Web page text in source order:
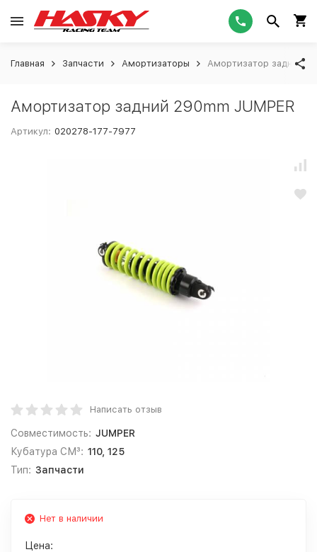
Главная Запчасти Амортизаторы Амортизатор задний
Амортизатор задний 290mm JUMPER
Артикул: 020278-177-7977
Написать отзыв
Совместимость: JUMPER
Кубатура СМ³: 110, 125
Тип: Запчасти
Нет в наличии
Цена: